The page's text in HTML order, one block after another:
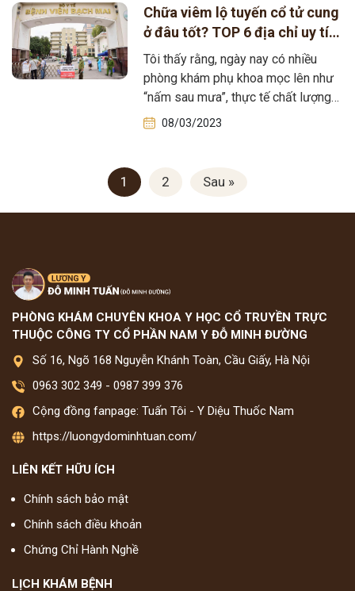
Chữa viêm lộ tuyến cổ tử cung
ở đâu tốt? TOP 6 địa chỉ uy tín
Tuấn tôi gửi đến bạn
Tôi thấy rằng, ngày nay có nhiều
phòng khám phụ khoa mọc lên như
“nấm sau mưa”, thực tế chất lượng
ra sao thì chưa…
08/03/2023
1 2 Sau »
PHÒNG KHÁM CHUYÊN KHOA Y HỌC CỔ TRUYỀN TRỰC
THUỘC CÔNG TY CỔ PHẦN NAM Y ĐỖ MINH ĐƯỜNG
Số 16, Ngõ 168 Nguyễn Khánh Toàn, Cầu Giấy, Hà Nội
0963 302 349 - 0987 399 376
Cộng đồng fanpage: Tuấn Tôi - Y Diệu Thuốc Nam
https://luongydominhtuan.com/
LIÊN KẾT HỮU ÍCH
Chính sách bảo mật
Chính sách điều khoản
Chứng Chỉ Hành Nghề
LỊCH KHÁM BỆNH